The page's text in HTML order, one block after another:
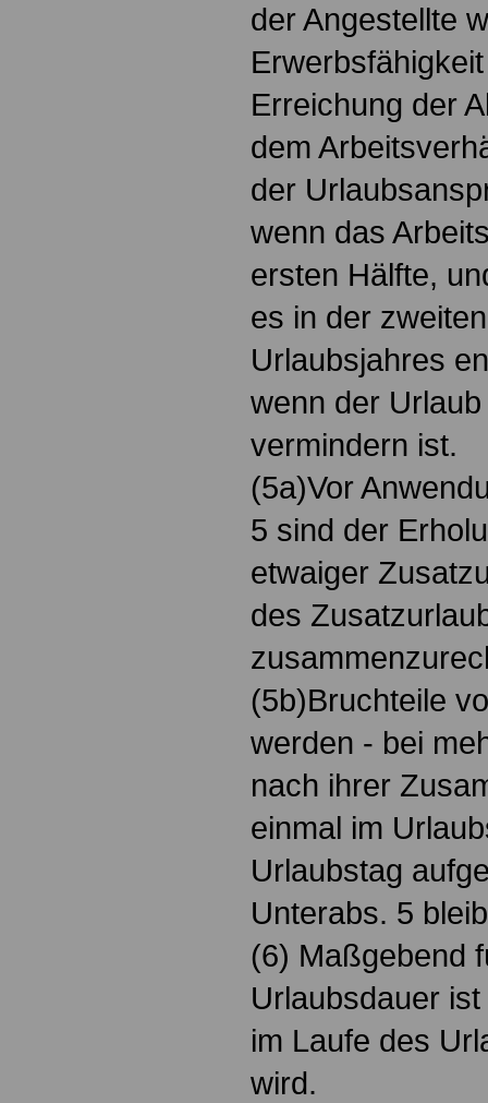
der Angestellte
Erreichung der
dem
der
wenn das
ersten Hälfte,
es in der
Urlaubsjahres
wenn der
vermindern ist.
(5a)Vor
5 sind der
etwaiger
des
(5b)Bruchteile
werden - bei
nach ihrer
einmal im
Urlaubstag
Unterabs. 5
(6) Maßgebend
Urlaubsdauer
im Laufe des
wird.